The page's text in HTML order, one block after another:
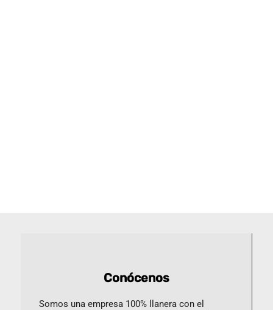
Conócenos
Somos una empresa 100% llanera con el